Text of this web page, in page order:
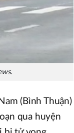
(Bình Thuận)
qua huyện